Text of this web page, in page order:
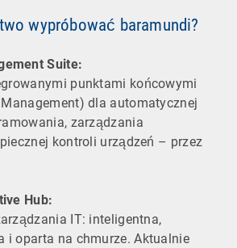
wypróbować baramundi?
Suite:
punktami końcowymi
dla automatycznej
zarządzania
kontroli urządzeń – przez
Hub:
IT: inteligentna,
i oparta na chmurze. Aktualnie